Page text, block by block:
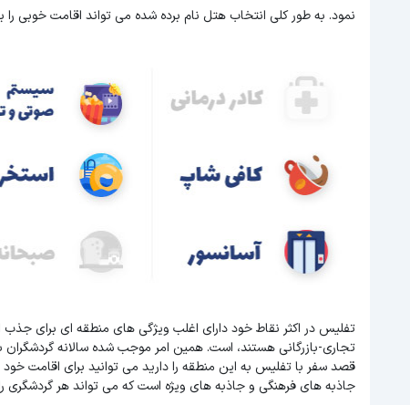
نمود. به طور کلی انتخاب هتل نام برده شده می تواند اقامت خوبی را
تفلیس در اکثر نقاط خود دارای اغلب ویژگی های منطقه ای برای
تجاری-بازرگانی هستند، است. همین امر موجب شده سالانه گردشگران
قصد سفر با تفلیس به این منطقه را دارید می توانید برای اقامت
جاذبه های فرهنگی و جاذبه های ویژه است که می تواند هر گردشگری